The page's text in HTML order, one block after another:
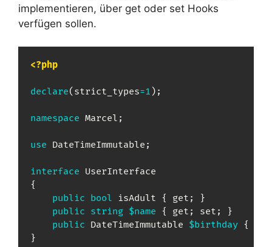
implementieren, über get oder set Hooks
verfügen sollen.
<?php
declare( strict_types=1 ) ;
namespace Marcel ;
use DateTimeImmutable ;
interface UserInterface
{
public bool isAdult { get ;
}
public string $name { get ; set ;
}
public DateTimeImmutable $birthday {
}